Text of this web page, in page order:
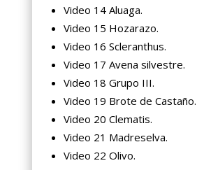
Video 14 Aluaga.
Video 15 Hozarazo.
Video 16 Scleranthus.
Video 17 Avena silvestre.
Video 18 Grupo III.
Video 19 Brote de Castaño.
Video 20 Clematis.
Video 21 Madreselva.
Video 22 Olivo.